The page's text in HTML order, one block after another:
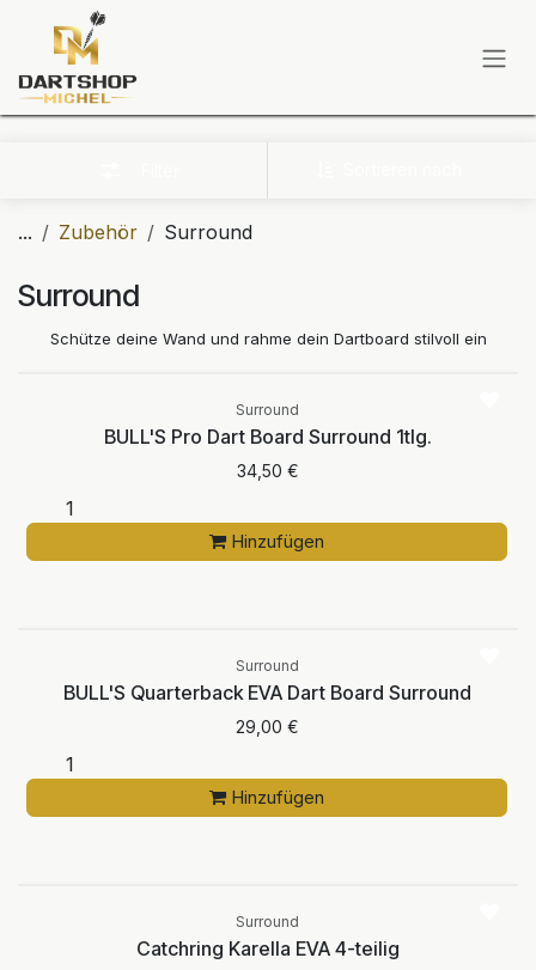
Zum Inhalt springen
... Zubehör Surround
Surround
Schütze deine Wand und rahme dein Dartboard stilvoll ein
Surround
BULL'S Pro Dart Board Surround 1tlg.
34,50 €
Hinzufügen
Surround
BULL'S Quarterback EVA Dart Board Surround
29,00 €
Hinzufügen
Surround
Catchring Karella EVA 4-teilig